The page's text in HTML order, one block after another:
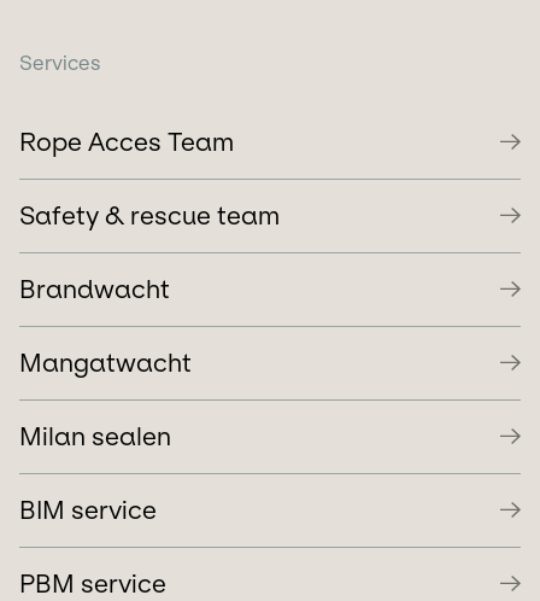
Services
Rope Acces Team
Safety & rescue team
Brandwacht
Mangatwacht
Milan sealen
BIM service
PBM service